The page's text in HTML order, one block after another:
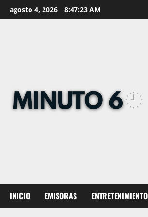
to
agosto 4, 2026 8:47:24 AM
INICIO EMISORAS ENTRETENIMIENTO